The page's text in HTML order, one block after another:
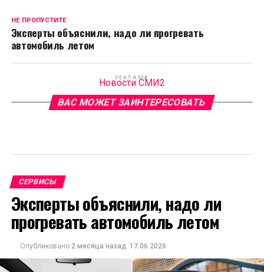
НЕ ПРОПУСТИТЕ
Эксперты объяснили, надо ли прогревать
автомобиль летом
РЕКЛАМА
Новости СМИ2
ВАС МОЖЕТ ЗАИНТЕРЕСОВАТЬ
СЕРВИСЫ
Эксперты объяснили, надо ли
прогревать автомобиль летом
Опубликовано 2 месяца назад 17.06.2026